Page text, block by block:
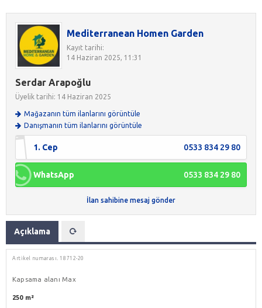
Mediterranean Homen Garden
Kayıt tarihi:
14 Haziran 2025, 11:31
Serdar Arapoğlu
Üyelik tarihi: 14 Haziran 2025
Mağazanın tüm ilanlarını görüntüle
Danışmanın tüm ilanlarını görüntüle
1. Cep 0533 834 29 80
WhatsApp 0533 834 29 80
İlan sahibine mesaj gönder
Açıklama
Artikel numarası.18712-20
Kapsama alanı Max
250 m²